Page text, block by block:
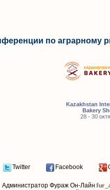
по аграрному
Kazakhstan
Bakery
28 - 30
Twitter Facebook
Администратор Фураж Он-Лайн